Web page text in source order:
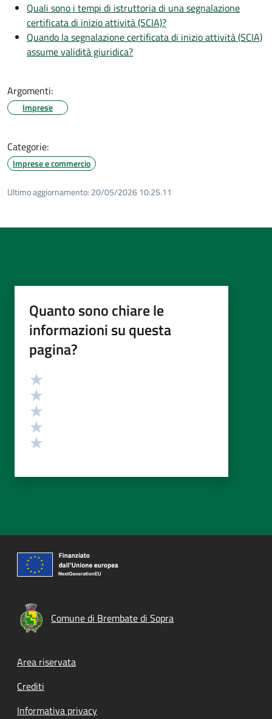
Quali sono i tempi di istruttoria di una segnalazione
certificata di inizio attività (SCIA)?
Quando la segnalazione certificata di inizio attività (SCIA)
assume validità giuridica?
Argomenti:
Imprese
Categorie:
Imprese e commercio
Ultimo aggiornamento: 20/05/2026 10:25.11
Quanto sono chiare le
informazioni su questa
pagina?
Valutazione
Comune di Brembate di Sopra
Footer menu
Area riservata
Crediti
Informativa privacy